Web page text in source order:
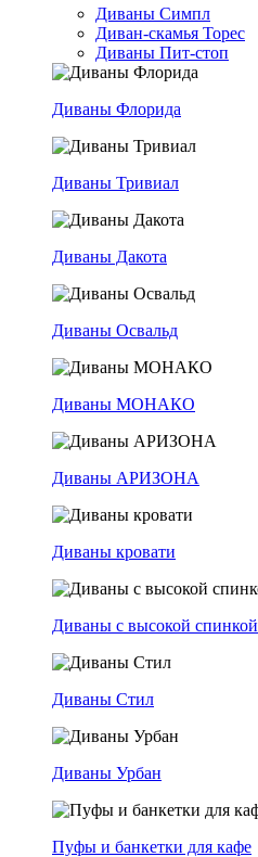
Диваны Симпл
Диван-скамья Торес
Диваны Пит-стоп
Диваны Флорида
Диваны Тривиал
Диваны Дакота
Диваны Освальд
Диваны МОНАКО
Диваны АРИЗОНА
Диваны кровати
Диваны с высокой спинкой
Диваны Стил
Диваны Урбан
Пуфы и банкетки для кафе